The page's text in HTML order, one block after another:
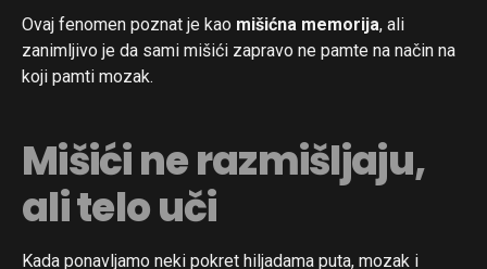
Ovaj fenomen poznat je kao mišićna memorija, ali
zanimljivo je da sami mišići zapravo ne pamte na način na
koji pamti mozak.
Mišići ne razmišljaju,
ali telo uči
Kada ponavljamo neki pokret hiljadama puta, mozak i